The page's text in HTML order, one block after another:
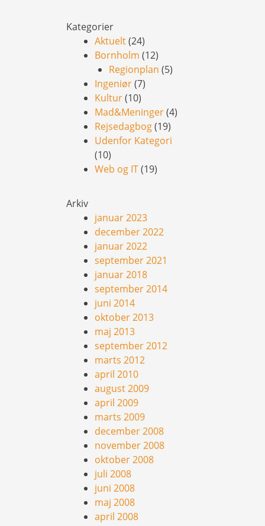
Kategorier
Aktuelt(24)
Bornholm (12)
Regionplan (5)
Ingeniør(7)
Kultur(10)
Mad&Meninger(4)
Rejsedagbog(19)
Udenfor Kategori
(10)
Web og IT(19)
Arkiv
januar 2023
december 2022
januar 2022
september 2021
januar 2018
september 2014
juni 2014
oktober 2013
maj 2013
september 2012
marts 2012
april 2010
august 2009
april 2009
marts 2009
december 2008
november 2008
oktober 2008
juli 2008
juni 2008
maj 2008
april 2008